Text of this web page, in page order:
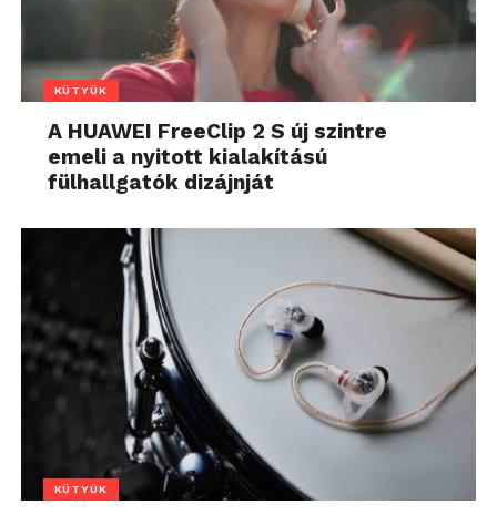
KÜTYÜK
A HUAWEI FreeClip 2 S új szintre
emeli a nyitott kialakítású
fülhallgatók dizájnját
KÜTYÜK